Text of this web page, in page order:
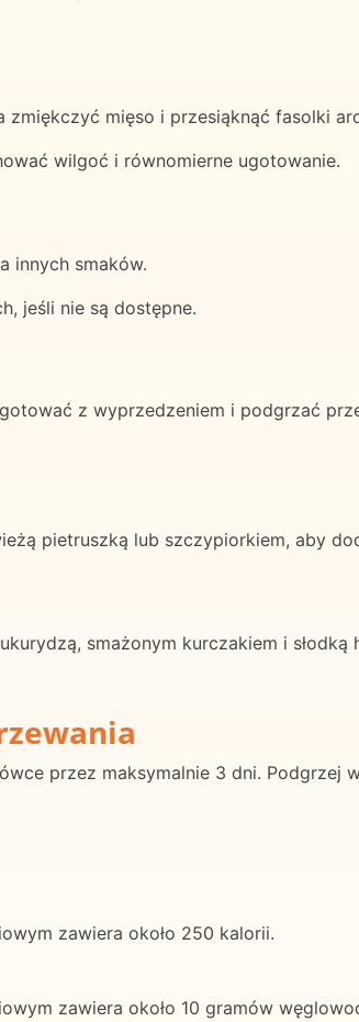
mięso i przesiąknąć fasolki
wilgoć i równomierne ugotowanie.
innych smaków.
jeśli nie są dostępne.
z wyprzedzeniem i podgrzać
pietruszką lub szczypiorkiem, aby
smażonym kurczakiem i słodką
przez maksymalnie 3 dni. Podgrzej
zawiera około 250 kalorii.
zawiera około 10 gramów